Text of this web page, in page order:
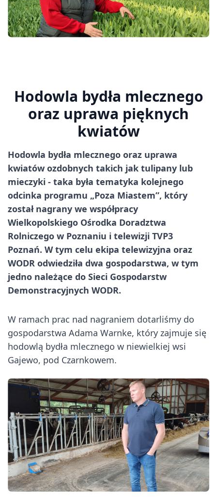
Hodowla bydła mlecznego
oraz uprawa pięknych
kwiatów
Hodowla bydła mlecznego oraz uprawa
kwiatów ozdobnych takich jak tulipany lub
mieczyki - taka była tematyka kolejnego
odcinka programu „Poza Miastem”, który
został nagrany we współpracy
Wielkopolskiego Ośrodka Doradztwa
Rolniczego w Poznaniu i telewizji TVP3
Poznań. W tym celu ekipa telewizyjna oraz
WODR odwiedziła dwa gospodarstwa, w tym
jedno należące do Sieci Gospodarstw
Demonstracyjnych WODR.
W ramach prac nad nagraniem dotarliśmy do
gospodarstwa Adama Warnke, który zajmuje się
hodowlą bydła mlecznego w niewielkiej wsi
Gajewo, pod Czarnkowem.